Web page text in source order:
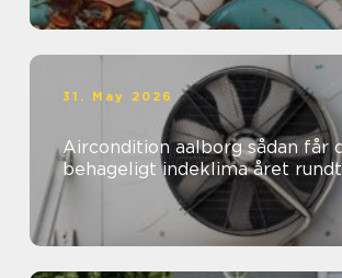
31. May 2026
Aircondition aalborg sådan får du et
behageligt indeklima året rundt